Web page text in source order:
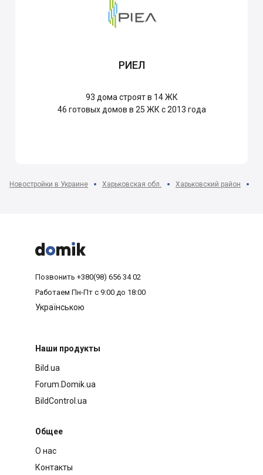
РИЕЛ
93 дома строят в 14 ЖК
46 готовых домов в 25 ЖК с 2013 года
Новостройки в Украине Харьковская обл. Харьковский район



Позвонить +380(98) 656 34 02
Работаем Пн-Пт с 9:00 до 18:00
Українською
Наши продукты
Bild.ua
Forum.Domik.ua
BildControl.ua
Общее
О нас
Контакты